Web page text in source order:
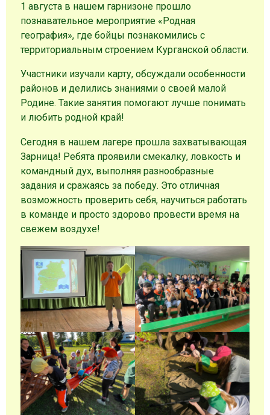
1 августа в нашем гарнизоне прошло
познавательное мероприятие «Родная
география», где бойцы познакомились с
территориальным строением Курганской области.
Участники изучали карту, обсуждали особенности
районов и делились знаниями о своей малой
Родине. Такие занятия помогают лучше понимать
и любить родной край!
Сегодня в нашем лагере прошла захватывающая
Зарница! Ребята проявили смекалку, ловкость и
командный дух, выполняя разнообразные
задания и сражаясь за победу. Это отличная
возможность проверить себя, научиться работать
в команде и просто здорово провести время на
свежем воздухе!